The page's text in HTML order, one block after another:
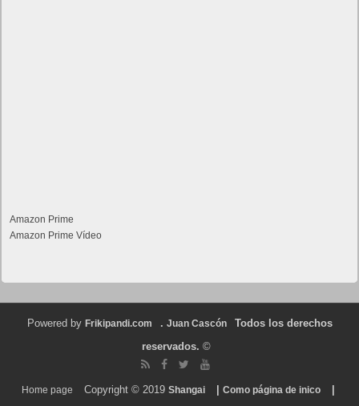
Amazon Prime
Amazon Prime Vídeo
Powered by Frikipandi.com . Juan Cascón
Todos los derechos
reservados. ©
Home page Copyright © 2019 Shangai Como página de inico